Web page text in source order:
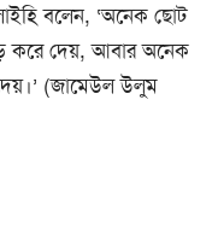
বলেন, ‘অনেক ছোট
দেয়, আবার অনেক
(জামেউল উলুম